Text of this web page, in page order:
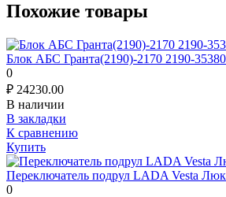
Похожие товары
Блок АБС Гранта(2190)-2170 2190-
0
₽ 24230.00
В наличии
В закладки
К сравнению
Купить
Переключатель подрул LADA Vesta
0